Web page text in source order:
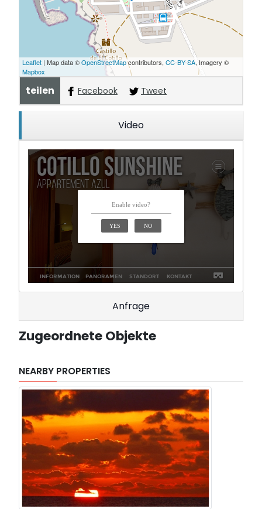
Leaflet | Map data ©OpenStreetMapcontributors, CC-BY-SA, Imagery ©
Mapbox
teilen Facebook Tweet
Video
Anfrage
Zugeordnete Objekte
NEARBY PROPERTIES